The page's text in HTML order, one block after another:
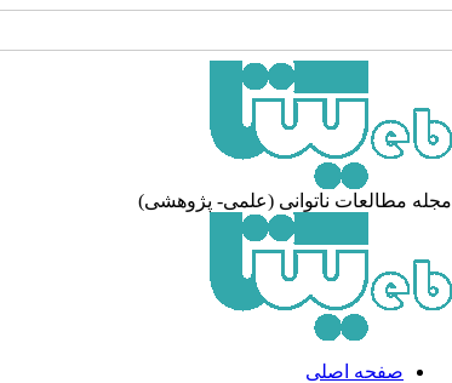
مجله مطالعات ناتوانی (علمی- پژوهشی)
صفحه اصلی